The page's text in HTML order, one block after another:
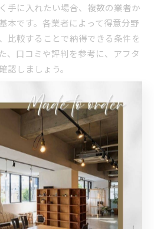
手に入れたい場合、複数の業者か
本です。各業者によって得意分野
比較することで納得できる条件を
、口コミや評判を参考に、アフタ
認しましょう。
です。無垢材や国産素材を扱う業
る品質も確保できます。大阪市内
ルームで実物を確認できる店舗も
ることで安心して選択できます。
コスパ重視の住まい
視した住まいづくりには、セミオ
せ提案を活用するのが効果的で